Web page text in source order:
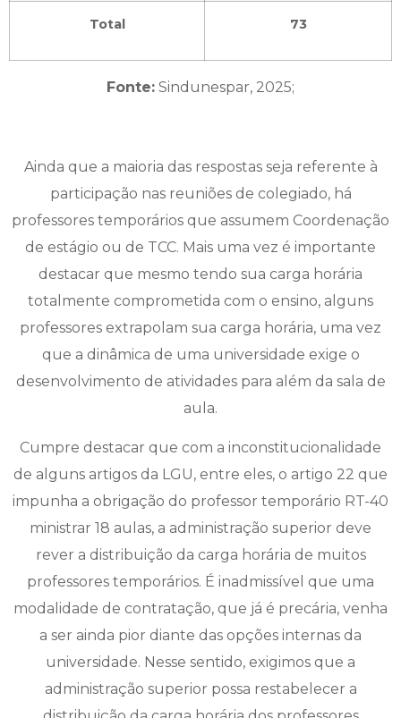
Total 73
Fonte: Sindunespar, 2025;
Ainda que a maioria das respostas seja referente à
participação nas reuniões de colegiado, há
professores temporários que assumem Coordenação
de estágio ou de TCC. Mais uma vez é importante
destacar que mesmo tendo sua carga horária
totalmente comprometida com o ensino, alguns
professores extrapolam sua carga horária, uma vez
que a dinâmica de uma universidade exige o
desenvolvimento de atividades para além da sala de
aula.
Cumpre destacar que com a inconstitucionalidade
de alguns artigos da LGU, entre eles, o artigo 22 que
impunha a obrigação do professor temporário RT-40
ministrar 18 aulas, a administração superior deve
rever a distribuição da carga horária de muitos
professores temporários. É inadmissível que uma
modalidade de contratação, que já é precária, venha
a ser ainda pior diante das opções internas da
universidade. Nesse sentido, exigimos que a
administração superior possa restabelecer a